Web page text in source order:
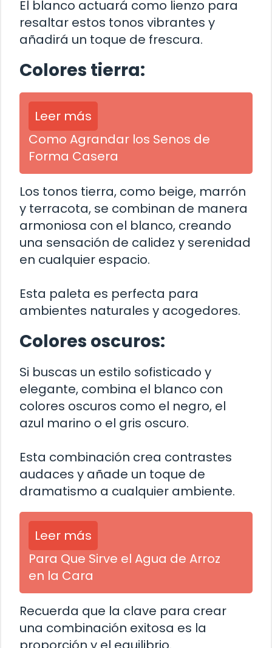
El blanco actuará como lienzo para
resaltar estos tonos vibrantes y
añadirá un toque de frescura.
Colores tierra:
Leer más
Como Agrandar los Senos de
Forma Casera
Los tonos tierra, como beige, marrón
y terracota, se combinan de manera
armoniosa con el blanco, creando
una sensación de calidez y serenidad
en cualquier espacio.
Esta paleta es perfecta para
ambientes naturales y acogedores.
Colores oscuros:
Si buscas un estilo sofisticado y
elegante, combina el blanco con
colores oscuros como el negro, el
azul marino o el gris oscuro.
Esta combinación crea contrastes
audaces y añade un toque de
dramatismo a cualquier ambiente.
Leer más
Para Que Sirve el Agua de Arroz
en la Cara
Recuerda que la clave para crear
una combinación exitosa es la